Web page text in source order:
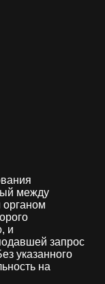
между
органом
и
запрос
указанного
на